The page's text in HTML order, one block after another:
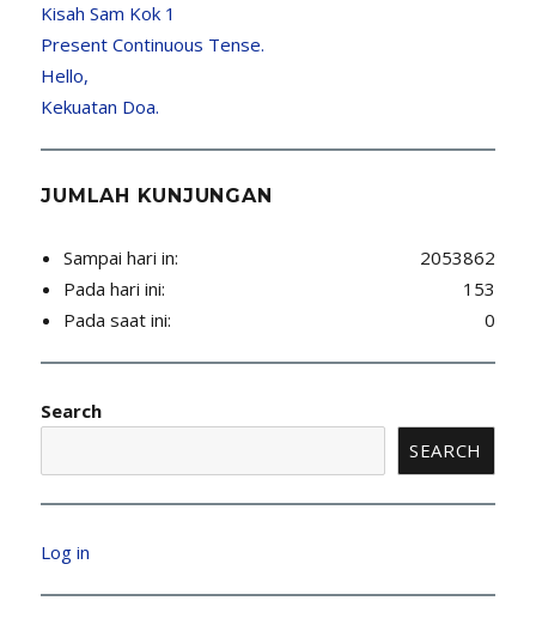
Kisah Sam Kok 1
Present Continuous Tense.
Hello,
Kekuatan Doa.
JUMLAH KUNJUNGAN
2053862
Sampai hari in:
153
Pada hari ini:
0
Pada saat ini:
Search
SEARCH
Log in